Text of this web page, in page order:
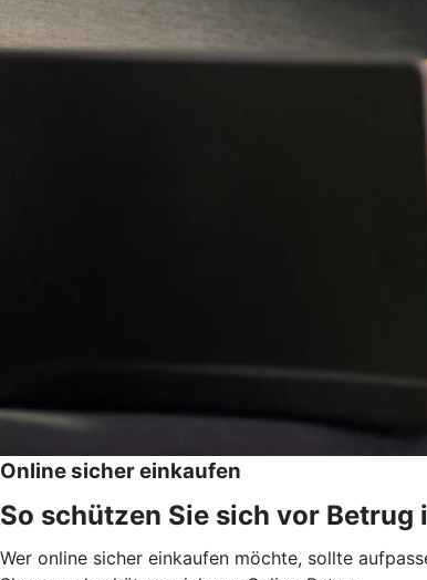
Online sicher einkaufen
So schützen Sie sich vor Betrug
Wer online sicher einkaufen möchte, sollte